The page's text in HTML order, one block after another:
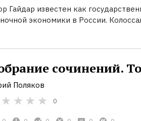
Гайдар известен как
экономики в России.
сочинений.
Поляков
0